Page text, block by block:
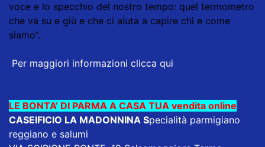
voce e lo specchio del nostro tempo: quel termometro
che va su e giù e che ci aiuta a capire chi e come
siamo”.
Per maggiori informazioni clicca qui
LE BONTA’ DI PARMA A CASA TUA vendita online
CASEIFICIO LA MADONNINA Specialità parmigiano
reggiano e salumi